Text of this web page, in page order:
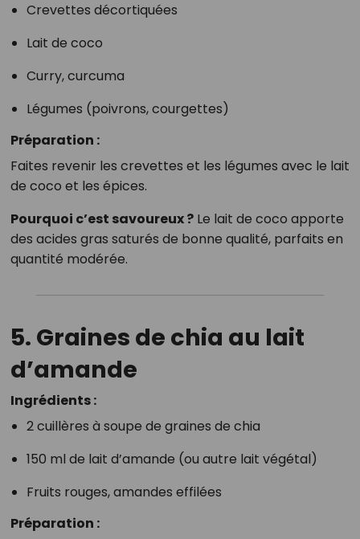
Crevettes décortiquées
Lait de coco
Curry, curcuma
Légumes (poivrons, courgettes)
Préparation :
Faites revenir les crevettes et les légumes avec le lait
de coco et les épices.
Pourquoi c’est savoureux ?Le lait de coco apporte
des acides gras saturés de bonne qualité, parfaits en
quantité modérée.
5. Graines de chia au lait
d’amande
Ingrédients :
2 cuillères à soupe de graines de chia
150 ml de lait d’amande (ou autre lait végétal)
Fruits rouges, amandes effilées
Préparation :